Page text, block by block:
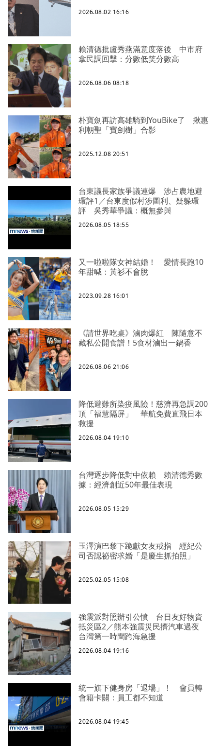
2026.08.02 16:16
賴清德批盧秀燕滿意度落後 中市府
拿民調回擊：分數低笑分數高
2026.08.06 08:18
朴寶劍再訪高雄騎到YouBike了 揪惠
利朝聖「寶劍樹」合影
2025.12.08 20:51
台東議長家族爭議連爆 涉占農地避
環評1／台東度假村涉圖利、疑躲環
評 吳秀華爭議：概無參與
2026.08.05 18:55
又一啦啦隊女神結婚！ 愛情長跑10
年甜喊：黃衫不會脫
2023.09.28 16:01
《請世界吃桌》滷肉爆紅 陳隨意不
藏私公開食譜！5食材滷出一鍋香
2026.08.06 21:06
降低避難所染疫風險！慈濟再急調200
頂「福慧隔屏」 華航免費直飛日本
救援
2026.08.04 19:10
台灣逐步降低對中依賴 賴清德秀數
據：經濟創近50年最佳表現
2026.08.05 15:29
玉澤演巴黎下跪獻女友戒指 經紀公
司否認祕密求婚「是慶生抓拍照」
2025.02.05 15:08
強震派對照辦引公憤 台日友好物資
抵災區2／熊本強震災民擠汽車過夜
台灣第一時間跨海急援
2026.08.04 19:16
統一旗下健身房「退場」！ 會員轉
會籍卡關：員工都不知道
2026.08.04 19:45